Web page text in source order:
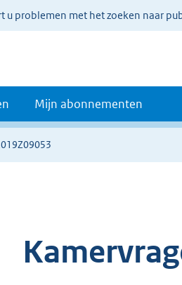
u problemen met het zoeken naar
Mijn abonnementen